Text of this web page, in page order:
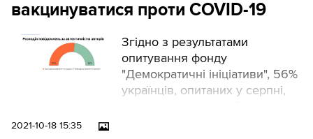
вакцинуватися проти COVID-19
Згідно з результатами
опитування фонду
"Демократичні ініціативи", 56%
українців, опитаних у серпні,
2021-10-18 15:35